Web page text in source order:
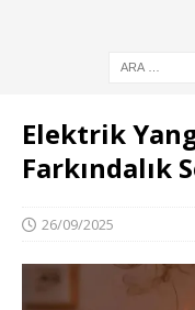
Elektrik
Farkındalık
26/09/2025